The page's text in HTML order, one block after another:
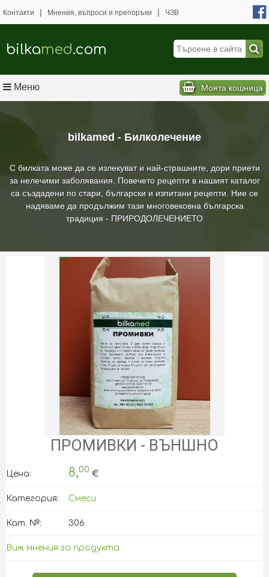
bilkamed - Билколечение
С билката може да се излекуват и най-страшните, дори приети
за нелечими заболявания. Повечето рецепти в нашият каталог
са създадени по стари, български и изпитани рецепти. Ние се
надяваме да продължим тази многовековна българска
традиция - ПРИРОДОЛЕЧЕНИЕТО
Контакти | Мнения, въпроси и препоръки | ЧЗВ
bilkamed.com
Меню Моята кошница
ПРОМИВКИ - ВЪНШНО
Цена: 8,00 €
Категория: Смеси
Кат. №: 306
Виж мнения за продукта